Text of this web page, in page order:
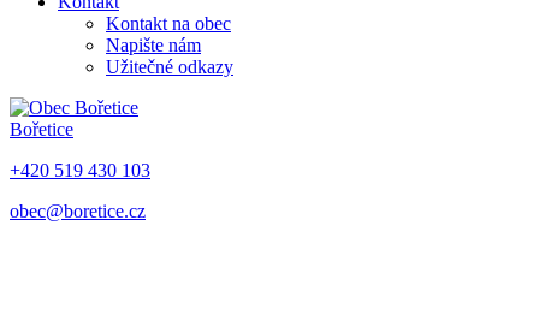
Kontakt na obec
Napište nám
Užitečné odkazy
Bořetice
+420 519 430 103
obec@boretice.cz